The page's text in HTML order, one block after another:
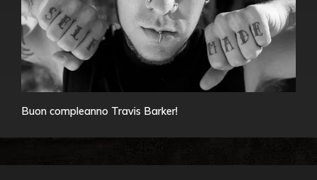
Buon compleanno Travis Barker!